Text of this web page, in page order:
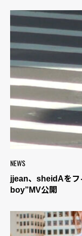
NEWS
jjean、sheidAをフ
boy”MV公開